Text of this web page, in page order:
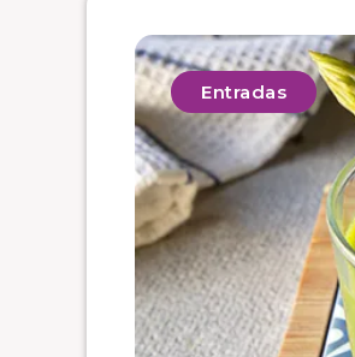
Entradas